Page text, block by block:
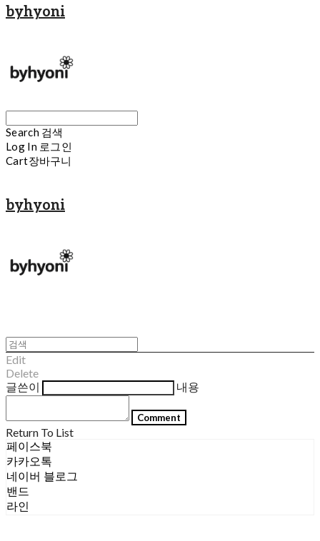
byhyoni
Search 검색
Log In 로그인
Cart장바구니
byhyoni
Edit
Delete
글쓴이
내용
Comment
Return To List
페이스북
카카오톡
네이버 블로그
밴드
라인